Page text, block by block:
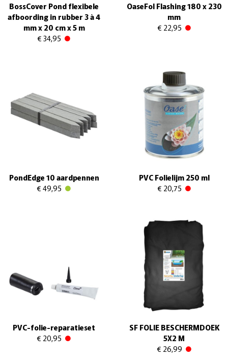
BossCover Pond flexibele
afboording in rubber 3 à 4
mm x 20 cm x 5 m
€ 34,95
OaseFol Flashing 180 x 230
mm
€ 22,95
PondEdge 10 aardpennen
€ 49,95
PVC Folielijm 250 ml
€ 20,75
PVC-folie-reparatieset
€ 20,95
SF FOLIE BESCHERMDOEK
5X2 M
€ 26,99